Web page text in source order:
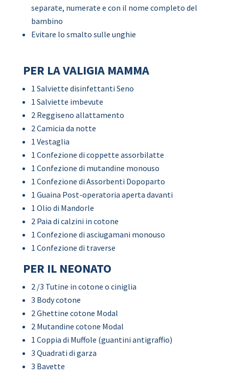
separate, numerate e con il nome completo del
bambino
Evitare lo smalto sulle unghie
PER LA VALIGIA MAMMA
1 Salviette disinfettanti Seno
1 Salviette imbevute
2 Reggiseno allattamento
2 Camicia da notte
1 Vestaglia
1 Confezione di coppette assorbilatte
1 Confezione di mutandine monouso
1 Confezione di Assorbenti Dopoparto
1 Guaina Post-operatoria aperta davanti
1 Olio di Mandorle
2 Paia di calzini in cotone
1 Confezione di asciugamani monouso
1 Confezione di traverse
PER IL NEONATO
2 /3 Tutine in cotone o ciniglia
3 Body cotone
2 Ghettine cotone Modal
2 Mutandine cotone Modal
1 Coppia di Muffole (guantini antigraffio)
3 Quadrati di garza
3 Bavette